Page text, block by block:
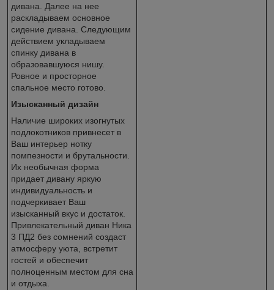
дивана. Далее на нее
раскладываем основное
сидение дивана. Следующим
действием укладываем
спинку дивана в
образовавшуюся нишу.
Ровное и просторное
спальное место готово.
Изысканный дизайн
Наличие широких изогнутых
подлокотников привнесет в
Ваш интерьер нотку
помпезности и брутальности.
Их необычная форма
придает дивану яркую
индивидуальность и
подчеркивает Ваш
изысканный вкус и достаток.
Привлекательный диван Ника
3 ПД2 без сомнений создаст
атмосферу уюта, встретит
гостей и обеспечит
полноценным местом для сна
и отдыха.